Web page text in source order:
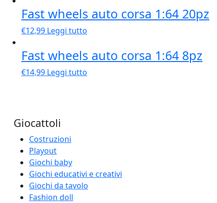
Fast wheels auto corsa 1:64 20pz
€12,99 Leggi tutto
Fast wheels auto corsa 1:64 8pz
€14,99 Leggi tutto
Giocattoli
Costruzioni
Playout
Giochi baby
Giochi educativi e creativi
Giochi da tavolo
Fashion doll